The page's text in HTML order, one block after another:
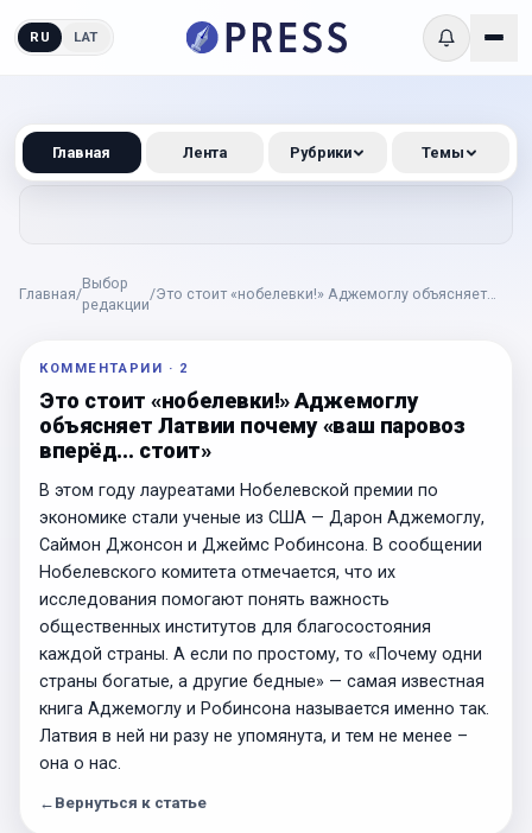
RU LAT
Главная/
Выбор
редакции
/Это стоит «нобелевки!» Аджемоглу объясняет
КОММЕНТАРИИ · 2
Это стоит «нобелевки!» Аджемоглу
объясняет Латвии почему «ваш паровоз
вперёд… стоит»
В этом году лауреатами Нобелевской премии по
экономике стали ученые из США — Дарон Аджемоглу,
Саймон Джонсон и Джеймс Робинсона. В сообщении
Нобелевского комитета отмечается, что их
исследования помогают понять важность
общественных институтов для благосостояния
каждой страны. А если по простому, то «Почему одни
страны богатые, а другие бедные» — самая известная
книга Аджемоглу и Робинсона называется именно так.
Латвия в ней ни разу не упомянута, и тем не менее –
она о нас.
← Вернуться к статье
Главная Лента Рубрики Темы